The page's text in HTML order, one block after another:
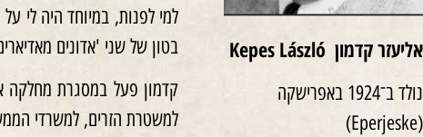
אליעזר קדמון Kepes László
נולד ב־1924 באפרישקה
(Eperjeske)
למי לפנות, במיוחד היה לי
בטון של שני 'אדונים
קדמון פעל במסגרת מחלקה
למשטרת הזרים, למשרדי